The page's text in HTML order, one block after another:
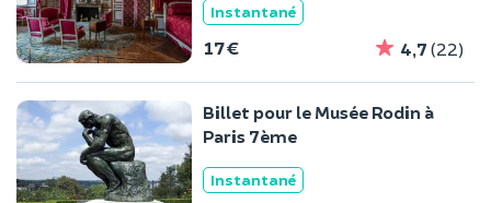
Instantané
17 € 4,7 (22)
Billet pour le Musée Rodin à
Paris 7ème
Instantané